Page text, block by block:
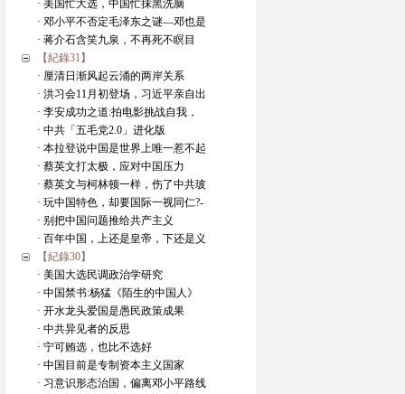
· 美国忙大选，中国忙抹黑洗脑
· 邓小平不否定毛泽东之谜—邓也是
· 蒋介石含笑九泉，不再死不瞑目
【紀錄31】
· 厘清日渐风起云涌的两岸关系
· 洪习会11月初登场，习近平亲自出
· 李安成功之道:拍电影挑战自我，
· 中共「五毛党2.0」进化版
· 本拉登说中国是世界上唯一惹不起
· 蔡英文打太极，应对中国压力
· 蔡英文与柯林顿一样，伤了中共玻
· 玩中国特色，却要国际一视同仁?-
· 别把中国问题推给共产主义
· 百年中国，上还是皇帝，下还是义
【紀錄30】
· 美国大选民调政治学研究
· 中国禁书:杨猛《陌生的中国人》
· 开水龙头爱国是愚民政策成果
· 中共异见者的反思
· 宁可贿选，也比不选好
· 中国目前是专制资本主义国家
· 习意识形态治国，偏离邓小平路线